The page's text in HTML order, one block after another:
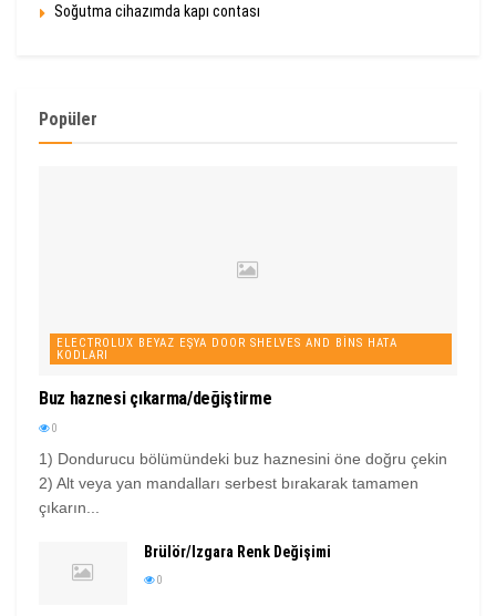
Soğutma cihazımda kapı contası
Popüler
ELECTROLUX BEYAZ EŞYA DOOR SHELVES AND BINS HATA
KODLARI
Buz haznesi çıkarma/değiştirme
0
1) Dondurucu bölümündeki buz haznesini öne doğru çekin
2) Alt veya yan mandalları serbest bırakarak tamamen
çıkarın...
Brülör/Izgara Renk Değişimi
0